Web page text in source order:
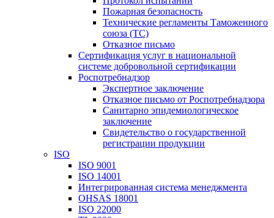
Пожарная безопасность
Технические регламенты Таможенного
союза (ТС)
Отказное письмо
Сертификация услуг в национальной
системе добровольной сертификации
Роспотребнадзор
Экспертное заключение
Отказное письмо от Роспотребнадзора
Санитарно эпидемиологическое
заключение
Свидетельство о государственной
регистрации продукции
ISO
ISO 9001
ISO 14001
Интегрированная система менеджмента
OHSAS 18001
ISO 22000